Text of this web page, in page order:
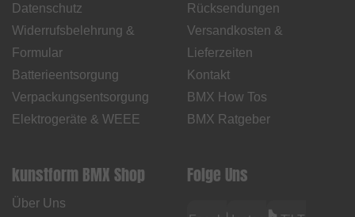
Datenschutz
Widerrufsbelehrung &
Formular
Batterieentsorgung
Verpackungsentsorgung
Elektrogeräte & WEEE
Rücksendungen
Versandkosten &
Lieferzeiten
Kontakt
BMX How Tos
BMX Ratgeber
kunstform BMX Shop
Über Uns
Folge Uns